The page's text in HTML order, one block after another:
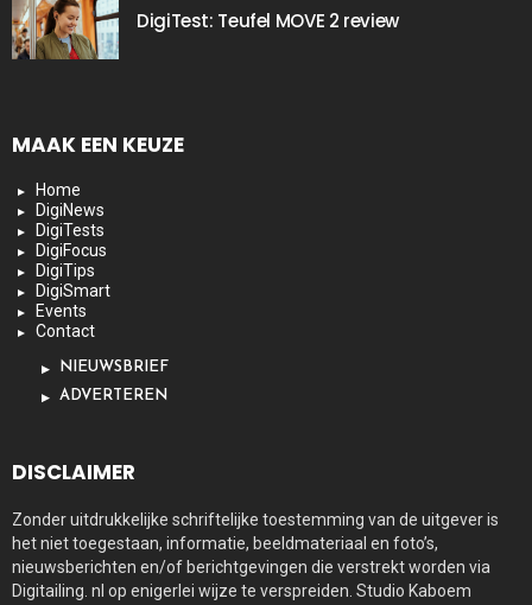
DigiTest: Teufel MOVE 2 review
MAAK EEN KEUZE
Home
DigiNews
DigiTests
DigiFocus
DigiTips
DigiSmart
Events
Contact
NIEUWSBRIEF
ADVERTEREN
DISCLAIMER
Zonder uitdrukkelijke schriftelijke toestemming van de uitgever is
het niet toegestaan, informatie, beeldmateriaal en foto’s,
nieuwsberichten en/of berichtgevingen die verstrekt worden via
Digitailing. nl op enigerlei wijze te verspreiden. Studio Kaboem